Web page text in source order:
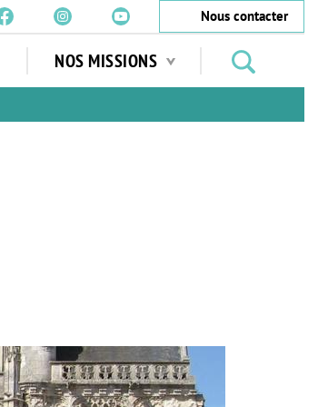
Nous contacter
NOS MISSIONS
jardins